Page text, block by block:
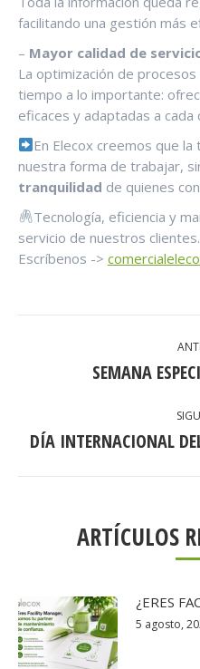
facilitando una gestión más
– Mayor calidad de
La optimización de
tiempo a lo importante:
eficaces y adaptadas a cada
En Elecox creemos que
nuestra forma de trabajar,
tranquilidad de quienes
Tecnología, eficiencia y
servicio de nuestros
Escríbenos ->
SEMANA
DÍA INTERNACIONAL
ARTÍCULOS
¿ERES
5 agosto,